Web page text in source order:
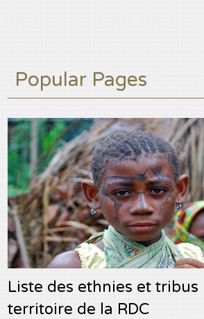
Popular Pages
Liste des ethnies et tribus
territoire de la RDC